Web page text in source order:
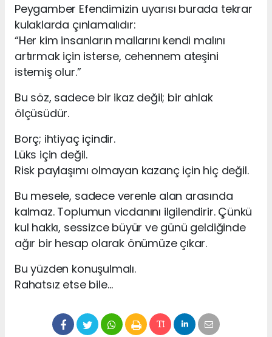
Peygamber Efendimizin uyarısı burada tekrar
kulaklarda çınlamalıdır:
“Her kim insanların mallarını kendi malını
artırmak için isterse, cehennem ateşini
istemiş olur.”
Bu söz, sadece bir ikaz değil; bir ahlak
ölçüsüdür.
Borç; ihtiyaç içindir.
Lüks için değil.
Risk paylaşımı olmayan kazanç için hiç değil.
Bu mesele, sadece verenle alan arasında
kalmaz. Toplumun vicdanını ilgilendirir. Çünkü
kul hakkı, sessizce büyür ve günü geldiğinde
ağır bir hesap olarak önümüze çıkar.
Bu yüzden konuşulmalı.
Rahatsız etse bile…